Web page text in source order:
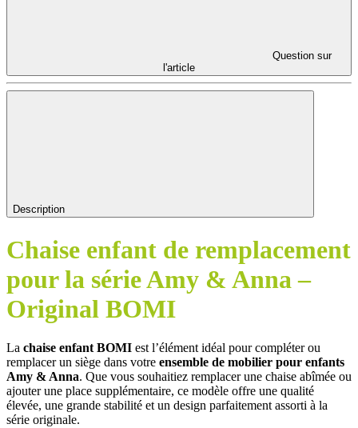
Question sur
l'article
Description
Chaise enfant de remplacement
pour la série Amy & Anna –
Original BOMI
La chaise enfant BOMI est l’élément idéal pour compléter ou
remplacer un siège dans votre ensemble de mobilier pour enfants
Amy & Anna. Que vous souhaitiez remplacer une chaise abîmée ou
ajouter une place supplémentaire, ce modèle offre une qualité
élevée, une grande stabilité et un design parfaitement assorti à la
série originale.